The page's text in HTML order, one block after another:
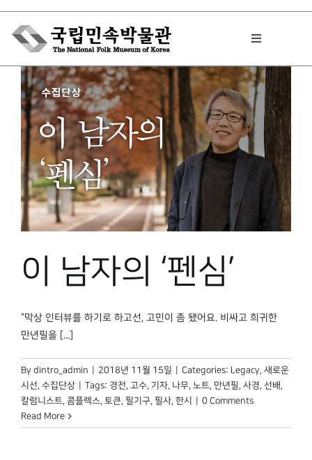
Skip
content
Toggle
박물관에서는
민속이야기
민속 인사이드
원문보기 PDF
박물관 홈페이지
이 남자의 ‘펜심’
“막상 인터뷰를 하기로 하고선, 고민이 좀 됐어요. 비싸고 희귀한
만년필을 [...]
By dintro_admin 2018년 11월 15일 Categories: Legacy 새로운
시선 수집단상 Tags: 경전 고수 기자 나무 노트 만년필 사경 선배
칼럼니스트 콤플렉스 토큰 필기구 필사 한시
0 Comments
Read More